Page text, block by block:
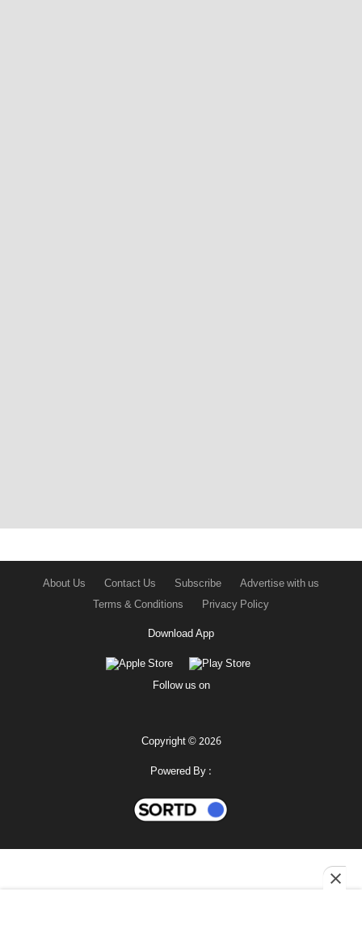
About Us Contact Us Subscribe
Advertise with us
Terms & Conditions
Privacy Policy
Download App
Follow us on
Copyright © 2026
Powered By :